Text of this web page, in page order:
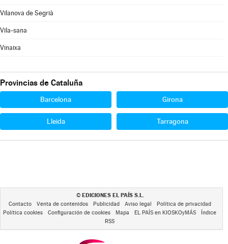
Vilanova de Segrià
Vila-sana
Vinaixa
Provincias de Cataluña
Barcelona Girona
Lleida Tarragona
© EDICIONES EL PAÍS S.L.
Contacto Venta de contenidos Publicidad Aviso legal
Política de privacidad
Política cookies
Configuración de cookies Mapa EL PAÍS en KIOSKOyMÁS
Índice
RSS